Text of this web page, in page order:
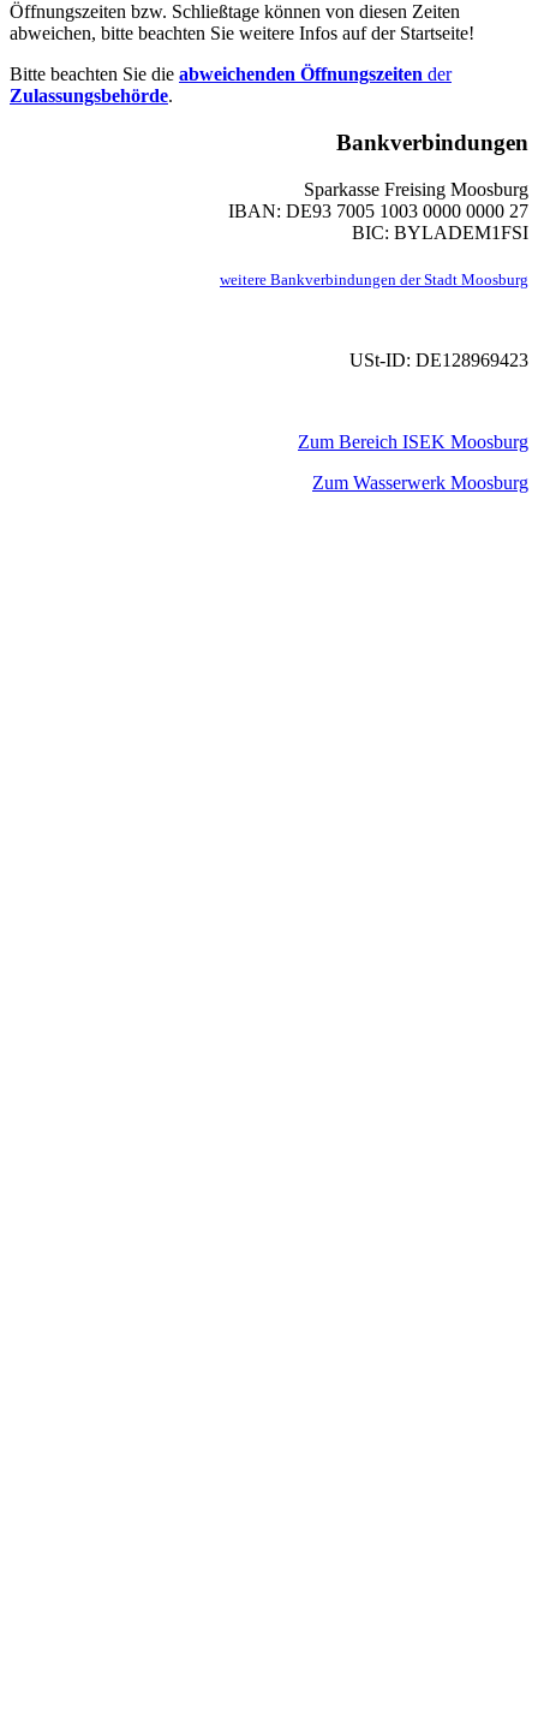
Öffnungszeiten bzw. Schließtage können von diesen Zeiten
abweichen, bitte beachten Sie weitere Infos auf der Startseite!
Bitte beachten Sie die abweichenden Öffnungszeiten der
Zulassungsbehörde.
Bankverbindungen
Sparkasse Freising Moosburg
IBAN: DE93 7005 1003 0000 0000 27
BIC: BYLADEM1FSI
weitere Bankverbindungen der Stadt Moosburg
USt-ID: DE128969423
Zum Bereich ISEK Moosburg
Zum Wasserwerk Moosburg